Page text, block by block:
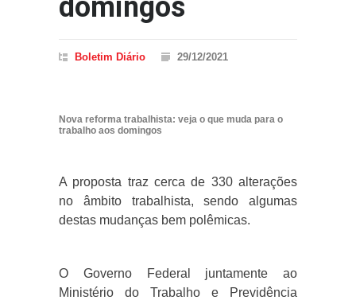
domingos
Boletim Diário 29/12/2021
Nova reforma trabalhista: veja o que muda para o
trabalho aos domingos
A proposta traz cerca de 330 alterações
no âmbito trabalhista, sendo algumas
destas mudanças bem polêmicas.
O Governo Federal juntamente ao
Ministério do Trabalho e Previdência